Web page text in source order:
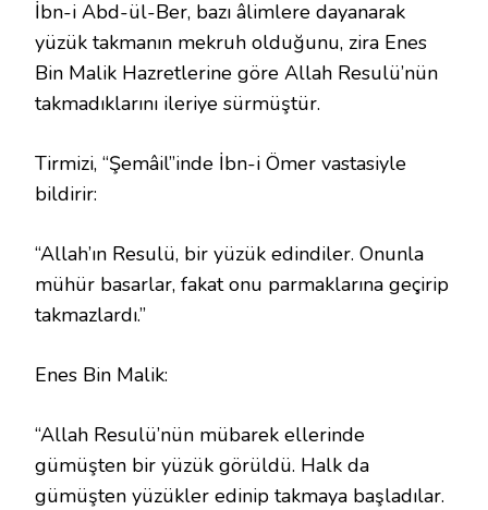
İbn-i Abd-ül-Ber, bazı âlimlere dayanarak
yüzük takmanın mekruh olduğunu, zira Enes
Bin Malik Hazretlerine göre Allah Resulü’nün
takmadıklarını ileriye sürmüştür.
Tirmizi, “Şemâil”inde İbn-i Ömer vastasiyle
bildirir:
“Allah’ın Resulü, bir yüzük edindiler. Onunla
mühür basarlar, fakat onu parmaklarına geçirip
takmazlardı.”
Enes Bin Malik:
“Allah Resulü’nün mübarek ellerinde
gümüşten bir yüzük görüldü. Halk da
gümüşten yüzükler edinip takmaya başladılar.